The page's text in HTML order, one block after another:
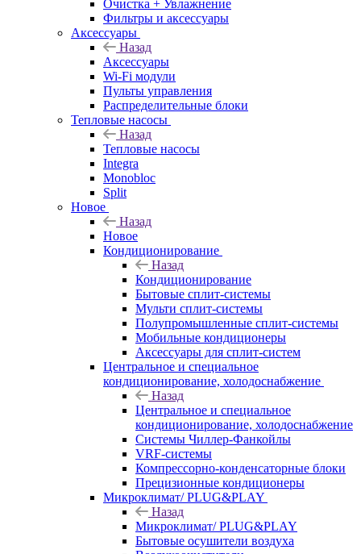
Очистка + Увлажнение
Фильтры и аксессуары
Аксессуары
Назад
Аксессуары
Wi-Fi модули
Пульты управления
Распределительные блоки
Тепловые насосы
Назад
Тепловые насосы
Integra
Monobloc
Split
Новое
Назад
Новое
Кондиционирование
Назад
Кондиционирование
Бытовые сплит-системы
Мульти сплит-системы
Полупромышленные сплит-системы
Мобильные кондиционеры
Аксессуары для сплит-систем
Центральное и специальное
кондиционирование, холодоснабжение
Назад
Центральное и специальное
кондиционирование, холодоснабжение
Системы Чиллер-Фанкойлы
VRF-системы
Компрессорно-конденсаторные блоки
Прецизионные кондиционеры
Микроклимат/ PLUG&PLAY
Назад
Микроклимат/ PLUG&PLAY
Бытовые осушители воздуха